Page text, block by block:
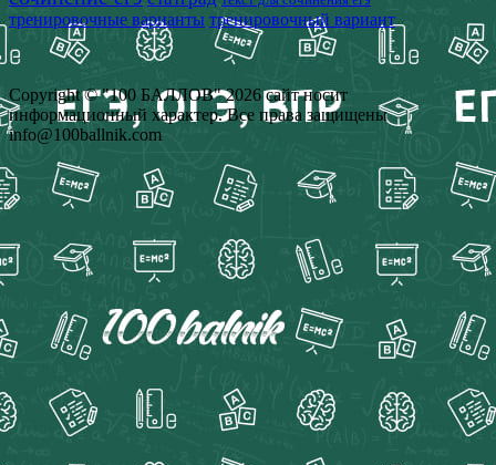
тренировочные варианты тренировочный вариант
Copyright © "100 БАЛЛОВ" 2026 сайт носит
информационный характер. Все права защищены
info@100ballnik.com